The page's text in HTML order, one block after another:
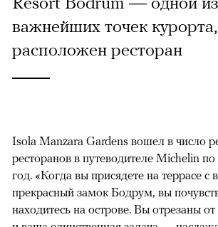
важнейших точек
расположен ресторан
Isola Manzara Gardens вошел в число
ресторанов в путеводителе Michelin
год. «Когда вы присядете на террасе с
прекрасный замок Бодрум, вы
находитесь на острове. Вы отрезаны